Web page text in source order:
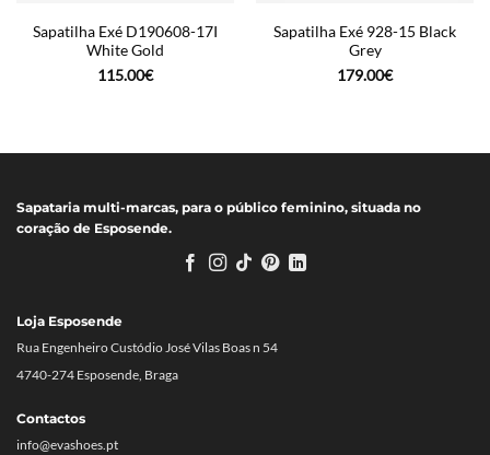
Sapatilha Exé D190608-17I
White Gold
115.00€
Sapatilha Exé 928-15 Black
Grey
179.00€
Sapataria multi-marcas, para o público feminino, situada no
coração de Esposende.
Loja Esposende
Rua Engenheiro Custódio José Vilas Boas n 54
4740-274 Esposende, Braga
Contactos
info@evashoes.pt